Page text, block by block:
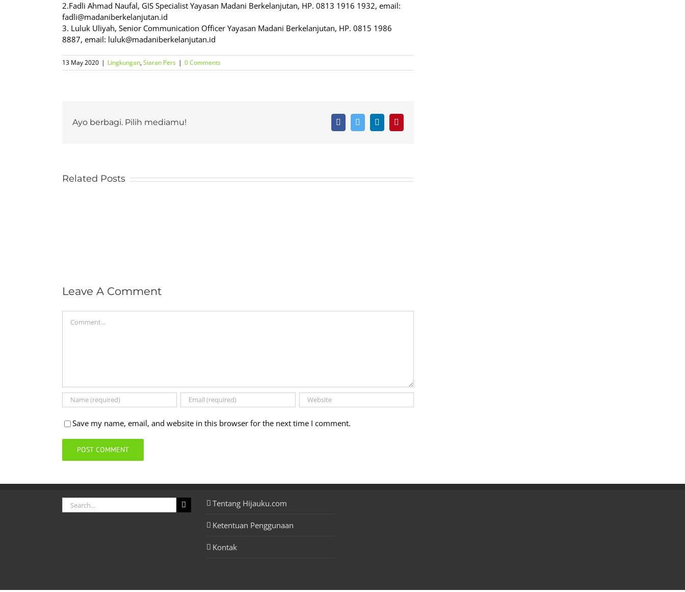
2.Fadli Ahmad Naufal, GIS Specialist Yayasan Madani Berkelanjutan, HP. 0813 1916 1932, email:
fadli@madaniberkelanjutan.id
3. Luluk Uliyah, Senior Communication Officer Yayasan Madani Berkelanjutan, HP. 0815 1986
8887, email: luluk@madaniberkelanjutan.id
13 May 2020 | Lingkungan,Siaran Pers | 0 Comments
Ayo berbagi. Pilih mediamu! FacebookTwitter LinkedIn
Related Posts
Leave A Comment
Save my name, email, and website in this browser for the next time I comment.
Search
for:
Tentang Hijauku.com
Ketentuan Penggunaan
Kontak